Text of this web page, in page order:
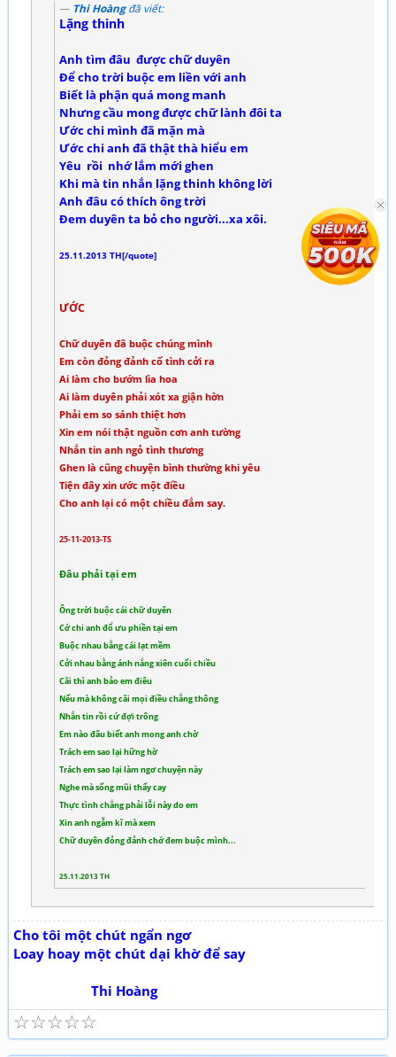
Thi Hoàngđã viết:
Lặng thinh
Anh tìm đâu được chữ duyên
Để cho trời buộc em liền với anh
Biết là phận quá mong manh
Nhưng cầu mong được chữ lành đôi ta
Ước chi mình đã mặn mà
Ước chi anh đã thật thà hiểu em
Yêu rồi nhớ lắm mới ghen
Khi mà tin nhắn lặng thinh không lời
Anh đâu có thích ông trời
Đem duyên ta bỏ cho người...xa xôi.
25.11.2013 TH[/quote]
ƯỚC
Chữ duyên đã buộc chúng mình
Em còn đỏng đảnh cố tình cởi ra
Ai làm cho bướm lìa hoa
Ai làm duyên phải xót xa giận hờn
Phải em so sánh thiệt hơn
Xin em nói thật nguồn cơn anh tường
Nhắn tin anh ngỏ tình thương
Ghen là cũng chuyện bình thường khi yêu
Tiện đây xin ước một điều
Cho anh lại có một chiều đắm say.
25-11-2013-TS
Đâu phải tại em
Ông trời buộc cái chữ duyên
Cớ chi anh đổ ưu phiền tại em
Buộc nhau bằng cái lạt mềm
Cởi nhau bằng ánh nắng xiên cuối chiều
Cãi thì anh bảo em điêu
Nếu mà không cãi mọi điều chẳng thông
Nhắn tin rồi cứ đợi trông
Em nào đâu biết anh mong anh chờ
Trách em sao lại hững hờ
Trách em sao lại làm ngơ chuyện này
Nghe mà sống mũi thấy cay
Thực tình chẳng phải lỗi này do em
Xin anh ngẫm kĩ mà xem
Chữ duyên đỏng đảnh chớ đem buộc mình...
25.11.2013 TH
Cho tôi một chút ngẩn ngơ
Loay hoay một chút dại khờ để say
Thi Hoàng
☆
☆
☆
☆
☆